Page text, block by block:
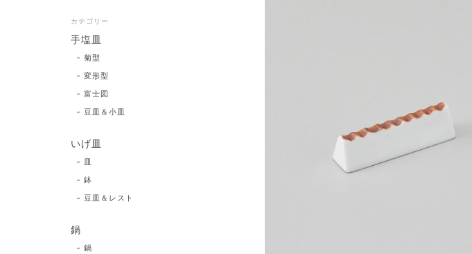
カテゴリー
手塩皿
菊型
変形型
富士図
豆皿＆小皿
いげ皿
皿
鉢
豆皿＆レスト
鍋
鍋